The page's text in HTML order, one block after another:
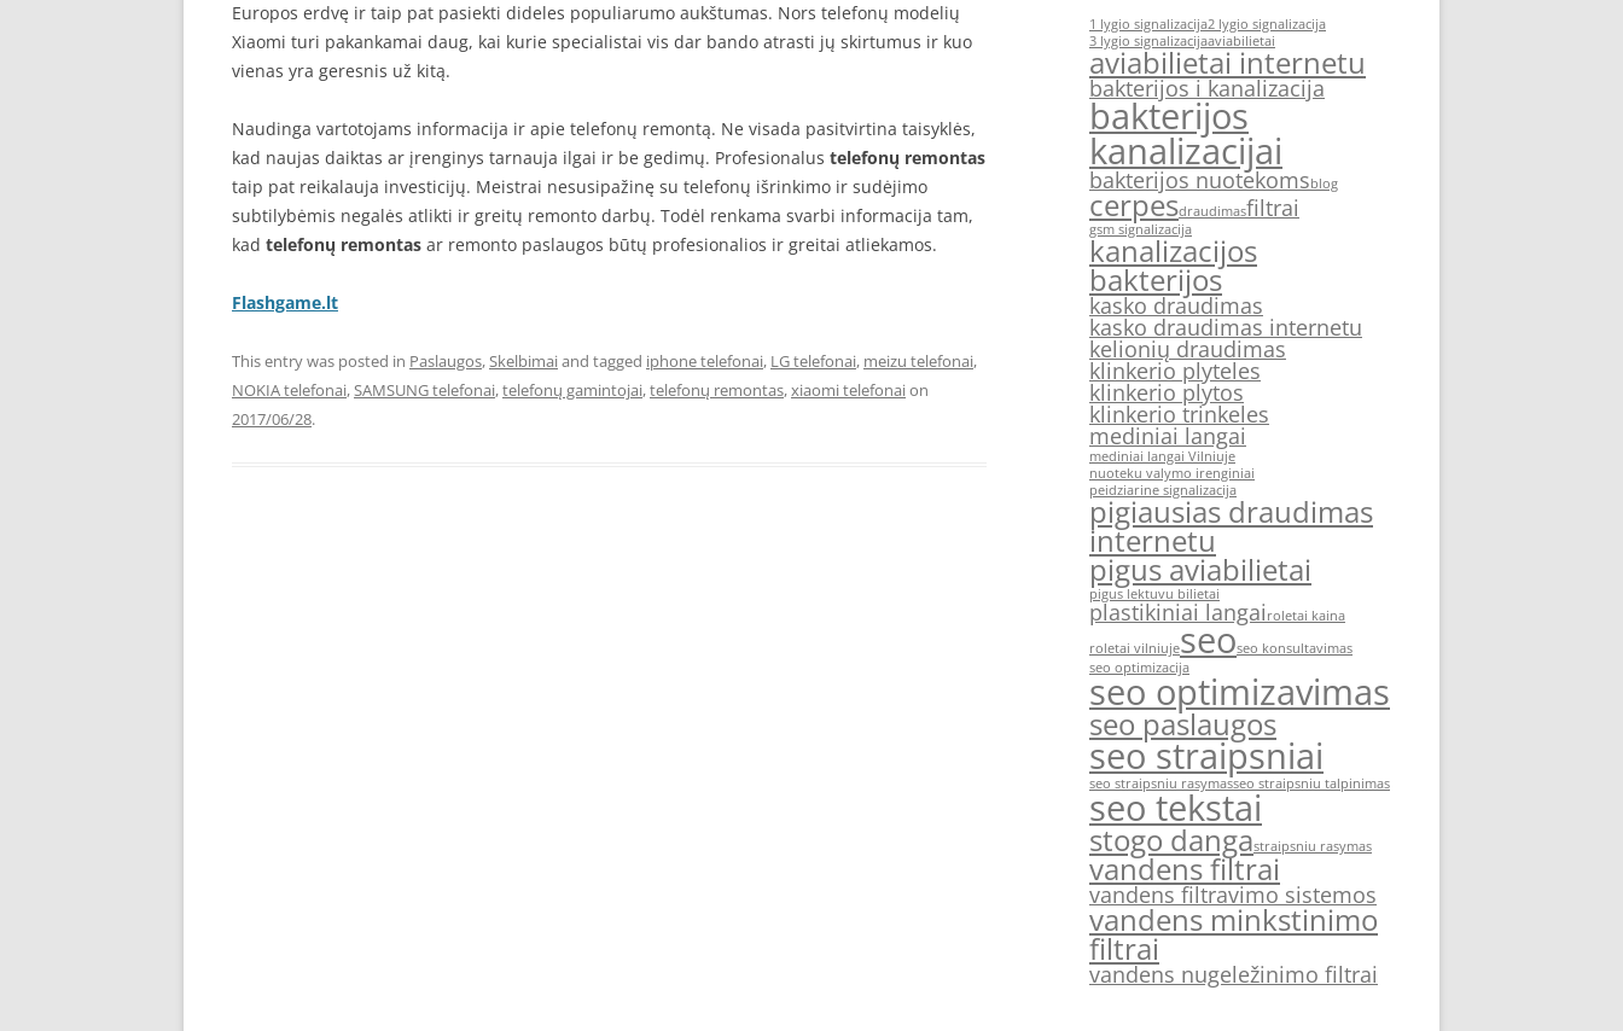
Europos erdvę ir taip pat pasiekti dideles populiarumo aukštumas. Nors telefonų modelių
Xiaomi turi pakankamai daug, kai kurie specialistai vis dar bando atrasti jų skirtumus ir kuo
vienas yra geresnis už kitą.
Naudinga vartotojams informacija ir apie telefonų remontą. Ne visada pasitvirtina taisyklės,
kad naujas daiktas ar įrenginys tarnauja ilgai ir be gedimų. Profesionalus telefonų remontas
taip pat reikalauja investicijų. Meistrai nesusipažinę su telefonų išrinkimo ir sudėjimo
subtilybėmis negalės atlikti ir greitų remonto darbų. Todėl renkama svarbi informacija tam,
kad telefonų remontas ar remonto paslaugos būtų profesionalios ir greitai atliekamos.
Flashgame.lt
This entry was posted in Paslaugos,Skelbimaiand tagged iphone telefonai, LG telefonai, meizu telefonai,
NOKIA telefonai,SAMSUNG telefonai,telefonų gamintojai,telefonų remontas,xiaomi telefonaion
2017/06/28.
1 lygio signalizacija2 lygio signalizacija
3 lygio signalizacijaaviabilietai
aviabilietai internetu
bakterijos i kanalizacija
bakterijos
kanalizacijai
bakterijos nuotekomsblog
cerpesdraudimasfiltrai
gsm signalizacija
kanalizacijos
bakterijos
kasko draudimas
kasko draudimas internetu
kelionių draudimas
klinkerio plyteles
klinkerio plytos
klinkerio trinkeles
mediniai langai
mediniai langai Vilniuje
nuoteku valymo irenginiai
peidziarine signalizacija
pigiausias draudimas
internetu
pigus aviabilietai
pigus lektuvu bilietai
plastikiniai langai roletai kaina
roletai vilniujeseoseo konsultavimas
seo optimizacija
seo optimizavimas
seo paslaugos
seo straipsniai
seo straipsniu rasymasseo straipsniu talpinimas
seo tekstai
stogo dangastraipsniu rasymas
vandens filtrai
vandens filtravimo sistemos
vandens minkstinimo
filtrai
vandens nugeležinimo filtrai